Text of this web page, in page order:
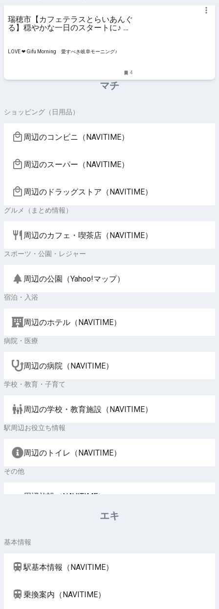
瑞穂市【カフェテラスとらいあんぐ
る】穏やかな一日のスタートに♪ 自
LOVE ❤ Gifu Morning 愛すべき岐阜モーニング♪
4
マチ
ショッピング（日用品）
周辺のコンビニ（NAVITIME）
周辺のスーパー（NAVITIME）
周辺のドラッグストア（NAVITIME）
グルメ（まとめ情報）
周辺のカフェ・喫茶店（NAVITIME）
スポーツ・公園・レジャー
周辺の公園（Yahoo!マップ）
宿泊・入浴
周辺のホテル（NAVITIME）
病院・医療
周辺の病院（NAVITIME）
学校・教育・子育て
周辺の学校・教育施設（NAVITIME）
駅周辺お役立ち情報
周辺のトイレ（NAVITIME）
その他
周辺施設（NAVITIME）
エキ
基本情報
駅基本情報（NAVITIME）
乗換案内（NAVITIME）